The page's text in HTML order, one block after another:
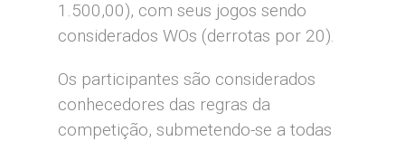
1.500,00), com seus jogos sendo
considerados WOs (derrotas por 20).
Os participantes são considerados
conhecedores das regras da
competição, submetendo-se a todas